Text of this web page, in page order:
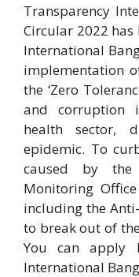
Transparency
Circular 2022
International
implementation
the ‘Zero
and corruption
health sector,
epidemic. To
caused by the
Monitoring
including the
to break out of
You can apply
International